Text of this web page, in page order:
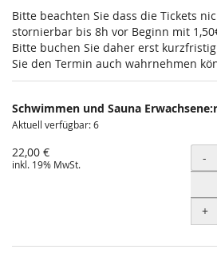
Bitte beachten Sie dass die Tickets
stornierbar bis 8h vor Beginn mit
Bitte buchen Sie daher erst
Sie den Termin auch wahrnehmen
Schwimmen und Sauna
Aktuell verfügbar: 6
22,00 €
inkl. 19% MwSt. -
+